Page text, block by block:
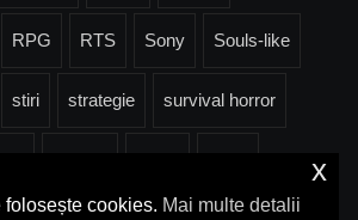
RPG RTS Sony Souls-like
stiri strategie survival horror
folosește cookies. Mai multe detalii
x